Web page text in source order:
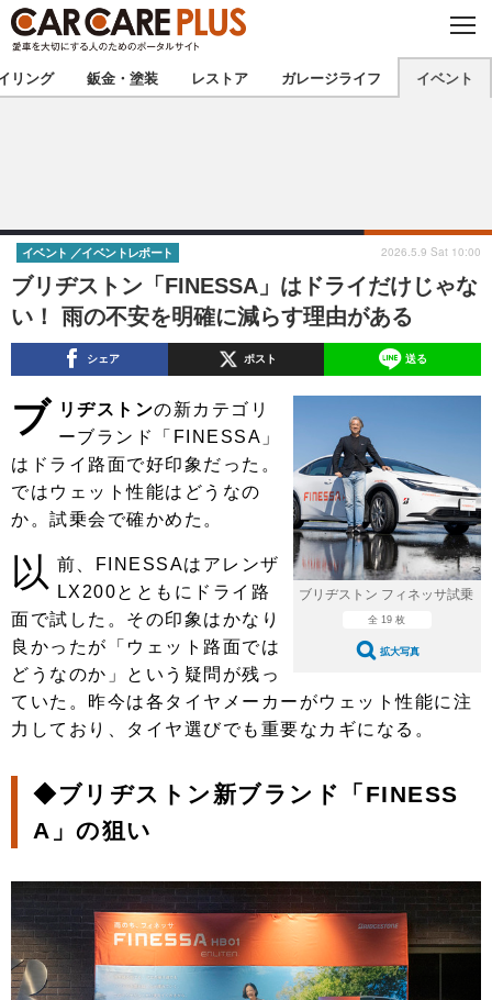
C
O
S
E
★カーケアプラス認定★ 厳選プロショップを地域から探す
甲信越 北陸
東海 関西
中国 四国
九州
注目の記事
ショップレポート 愛車 File
ストップ！不具合修理＆粗悪修理
鈑金・塗装
ディテイリング
洗車
ヘッドライト磨き コーティング
フィルム・ラッピング
小キズ直し 防錆
特集記事
ストップ 不具合修理＆粗悪修理
カーメーカー「旧車」関連プロジェ
クト
コラム
ショップ紹介
ショップレポート
レストア
カーメーカー「旧車」関連プロジ
コラム
イベント
リング 鈑金・塗装 レストア ガレージライフ イベント
ブリヂストン「FINESSA」はドライだけじゃな
い！ 雨の不安を明確に減らす理由がある
イベント イベントレポート 2026.5.9 Sat 10:00
シェア ポスト 送る
ブリヂストン フィネッサ試乗
全 19 枚
拡大写真
ブ リヂストンの新カテゴリ
ーブランド「FINESSA」
はドライ路面で好印象だった。
ではウェット性能はどうなの
か。試乗会で確かめた。
以 前、FINESSAはアレンザ
LX200とともにドライ路
面で試した。その印象はかなり
良かったが「ウェット路面では
どうなのか」という疑問が残っ
ていた。昨今は各タイヤメーカーがウェット性能に注
力しており、タイヤ選びでも重要なカギになる。
◆ブリヂストン新ブランド「FINESS
A」の狙い